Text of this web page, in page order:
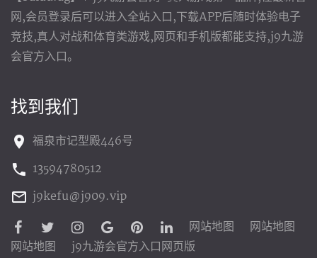
网,会员登录后可以进入全站入口,下载APP后随时体验电子
竞技,真人对战和体育类游戏,网页和手机版都能支持,j9九游
会官方入口。
找到我们
福泉市记型殿446号
13594780512
j9kefu@j909.vip
网站地图
网站地图
网站地图
j9九游会官方入口网页版